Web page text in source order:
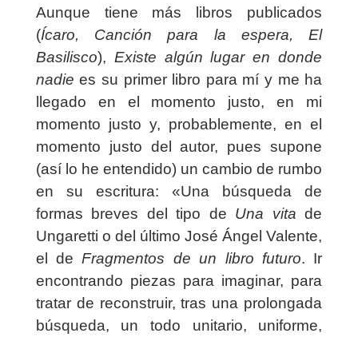
Aunque tiene más libros publicados
(Ícaro, Canción para la espera, El
Basilisco), Existe algún lugar en donde
nadie es su primer libro para mí y me ha
llegado en el momento justo, en mi
momento justo y, probablemente, en el
momento justo del autor, pues supone
(así lo he entendido) un cambio de rumbo
en su escritura: «Una búsqueda de
formas breves del tipo de Una vitade
Ungaretti o del último José Ángel Valente,
el deFragmentos de un libro futuro. Ir
encontrando piezas para imaginar, para
tratar de reconstruir, tras una prolongada
búsqueda, un todo unitario, uniforme,